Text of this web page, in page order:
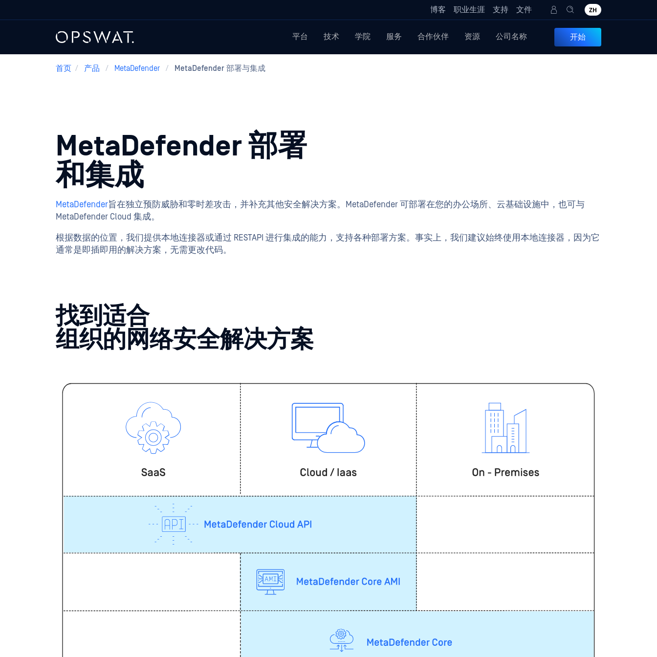
博客 职业生涯 支持 文件 ZH
平台 技术 学院 服务 合作伙伴 资源 公司名称 开始
首页 / 产品 / MetaDefender / MetaDefender 部署与集成
MetaDefender 部署
和集成
MetaDefender旨在独立预防威胁和零时差攻击，并补充其他安全解决方案。MetaDefender 可部署在您的办公场所、云基础设施中，也可与
MetaDefender Cloud 集成。
根据数据的位置，我们提供本地连接器或通过 RESTAPI 进行集成的能力，支持各种部署方案。事实上，我们建议始终使用本地连接器，因为它
通常是即插即用的解决方案，无需更改代码。
找到适合
组织的网络安全解决方案